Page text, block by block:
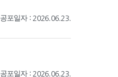
공포일자 : 2026.06.23.
공포일자 : 2026.06.23.